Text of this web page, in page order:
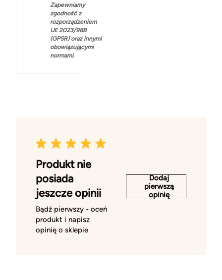
Zapewniamy
zgodność z
rozporządzeniem
UE 2023/988
(GPSR) oraz innymi
obowiązującymi
normami.
Produkt nie
posiada
jeszcze opinii
Bądź pierwszy - oceń
produkt i napisz
opinię o sklepie
Dodaj
pierwszą
opinię